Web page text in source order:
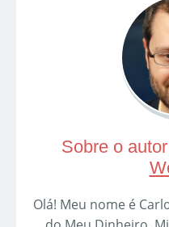
Sobre o autor
Olá! Meu nome é